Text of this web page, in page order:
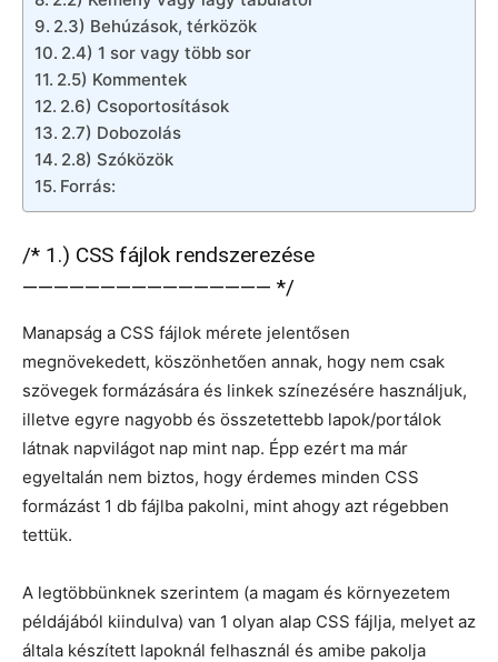
2.3) Behúzások, térközök
2.4) 1 sor vagy több sor
2.5) Kommentek
2.6) Csoportosítások
2.7) Dobozolás
2.8) Szóközök
Forrás:
/* 1.) CSS fájlok rendszerezése
———————————————— */
Manapság a CSS fájlok mérete jelentősen
megnövekedett, köszönhetően annak, hogy nem csak
szövegek formázására és linkek színezésére használjuk,
illetve egyre nagyobb és összetettebb lapok/portálok
látnak napvilágot nap mint nap. Épp ezért ma már
egyeltalán nem biztos, hogy érdemes minden CSS
formázást 1 db fájlba pakolni, mint ahogy azt régebben
tettük.
A legtöbbünknek szerintem (a magam és környezetem
példájából kiindulva) van 1 olyan alap CSS fájlja, melyet az
általa készített lapoknál felhasznál és amibe pakolja